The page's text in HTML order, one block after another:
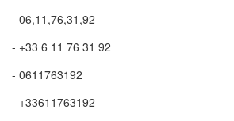
- 06,11,76,31,92
- +33 6 11 76 31 92
- 0611763192
- +33611763192